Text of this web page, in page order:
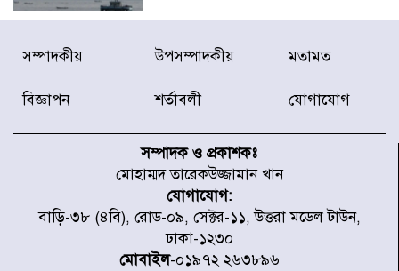
প্রত্যেক অপরাধীর বিচার এ দেশেই
চট্টগ্রামে জুলাই গণঅভ্যুত্থান দিবসে
প্রতিমন্ত্রী মীর হেলাল
আগামী ৫ দিন বৃষ্টির আভাস
হাসিনার বক্তব্য প্রচারে ভারতের সমর্থন
নেই
সম্পাদকীয় উপসম্পাদকীয় মতামত
বিজ্ঞাপন শর্তাবলী যোগাযোগ
সম্পাদক ও প্রকাশকঃ
মোহাম্মদ তারেকউজ্জামান খান
যোগাযোগ:
বাড়ি-৩৮ (৪বি), রোড-০৯, সেক্টর-১১, উত্তরা মডেল টাউন,
ঢাকা-১২৩০
মোবাইল-০১৯৭২ ২৬৩৮৯৬